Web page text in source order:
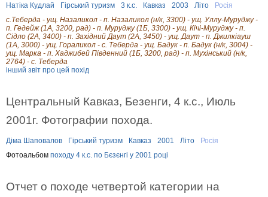
Натіка Кудлай Гірський туризм 3 к.с. Кавказ 2003 Літо
Росія
с.Теберда - ущ. Назаликол - п. Назаликол (н/к, 3300) - ущ. Уллу-Муруджу -
п. Гедейж (1А, 3200, рад) - п. Муруджу (1Б, 3300) - ущ. Кічі-Муруджу - п.
Сідло (2А, 3400) - п. Західний Даут (2А, 3450) - ущ. Даут - п. Джилкіауш
(1А, 3000) - ущ. Гораликол - с. Теберда - ущ. Бадук - п. Бадук (н/к, 3004) -
ущ. Марка - п. Хаджибей Південний (1Б, 3200, рад) - п. Мухінський (н/к,
2764) - с. Теберда
інший звіт про цей похід
Центральный Кавказ, Безенги, 4 к.с., Июль
2001г. Фотографии похода.
Діма Шаповалов Гірський туризм Кавказ 2001 Літо
Росія
Фотоальбом походу 4 к.с. по Бєзєнгі у 2001 році
Отчет о походе четвертой категории на